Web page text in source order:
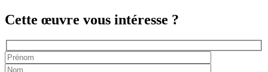
Cette œuvre vous intéresse ?